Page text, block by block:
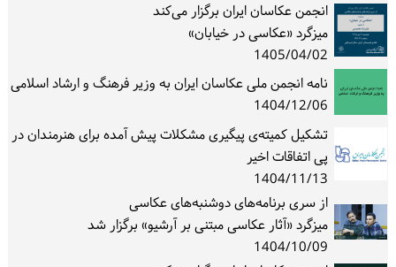
انجمن عکاسان ایران برگزار می‌کند
میزگرد «عکاسی در خیابان»
1405/04/02
نامه انجمن ملی عکاسان ایران به وزیر فرهنگ و ارشاد اسلامی
1404/12/06
تشکیل کمیته‌ی پیگیری مشکلات پیش آمده برای هنرمندان در
پی اتفاقات اخیر
1404/11/13
از سری برنامه‌های دوشنبه‌های عکاسی
میزگرد «آثار عکاسی مبتنی بر آرشیو» برگزار شد
1404/10/09